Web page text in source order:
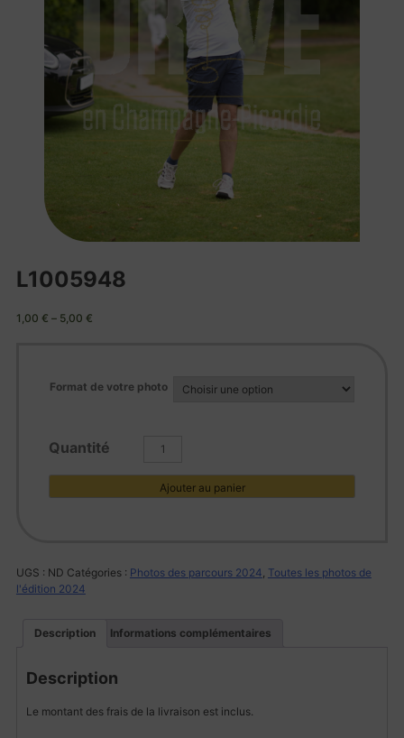
L1005948
1,00 € – 5,00 €
Format de votre photo
quantité
L1005948
Ajouter au panier
UGS : ND Catégories : Photos des parcours 2024 Toutes les photos de
l'édition 2024
Description Informations complémentaires
Description
Le montant des frais de la livraison est inclus.